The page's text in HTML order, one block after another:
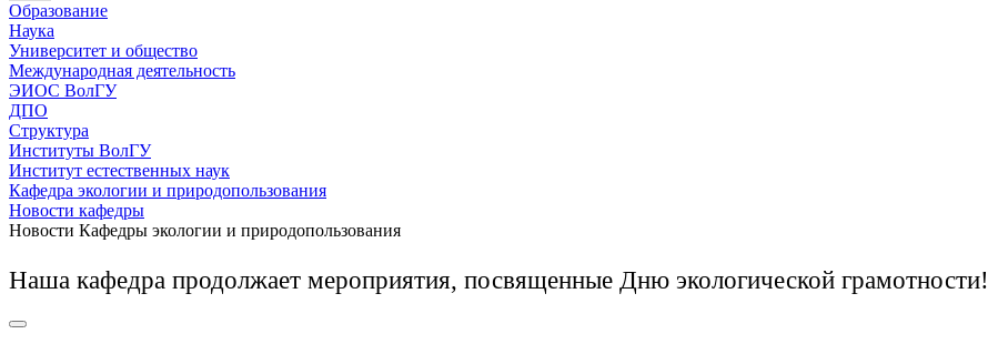
Образование
Наука
Университет и общество
Международная деятельность
ЭИОС ВолГУ
ДПО
Структура
Институты ВолГУ
Институт естественных наук
Кафедра экологии и природопользования
Новости кафедры
Новости Кафедры экологии и природопользования
Наша кафедра продолжает мероприятия, посвященные Дню экологической грамотности!